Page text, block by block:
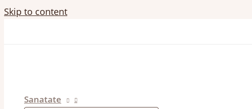
Skip to content
Sanatate